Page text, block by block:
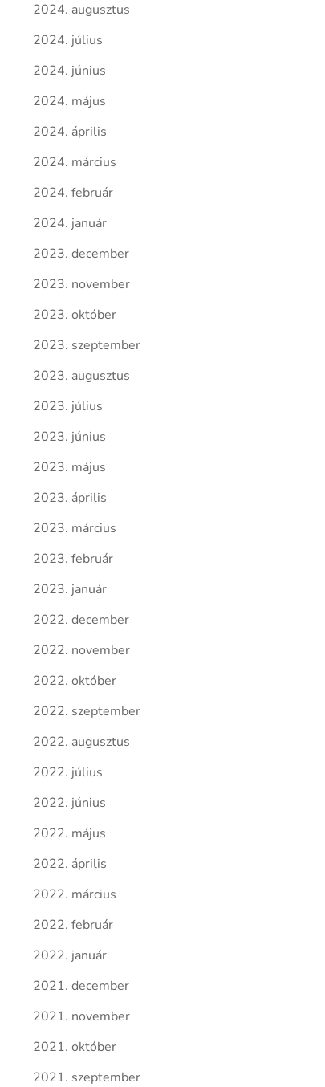
2024. augusztus
2024. július
2024. június
2024. május
2024. április
2024. március
2024. február
2024. január
2023. december
2023. november
2023. október
2023. szeptember
2023. augusztus
2023. július
2023. június
2023. május
2023. április
2023. március
2023. február
2023. január
2022. december
2022. november
2022. október
2022. szeptember
2022. augusztus
2022. július
2022. június
2022. május
2022. április
2022. március
2022. február
2022. január
2021. december
2021. november
2021. október
2021. szeptember